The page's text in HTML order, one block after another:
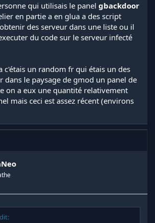
qui utilisais le panel gbackdoor
en partie a en glua a des script
des serveur dans une liste ou il
du code sur le serveur infecté
c'étais un random fr qui étais un des
dans le paysage de gmod un panel de
on a eux une quantité relativement
mais ceci est assez récent (environs